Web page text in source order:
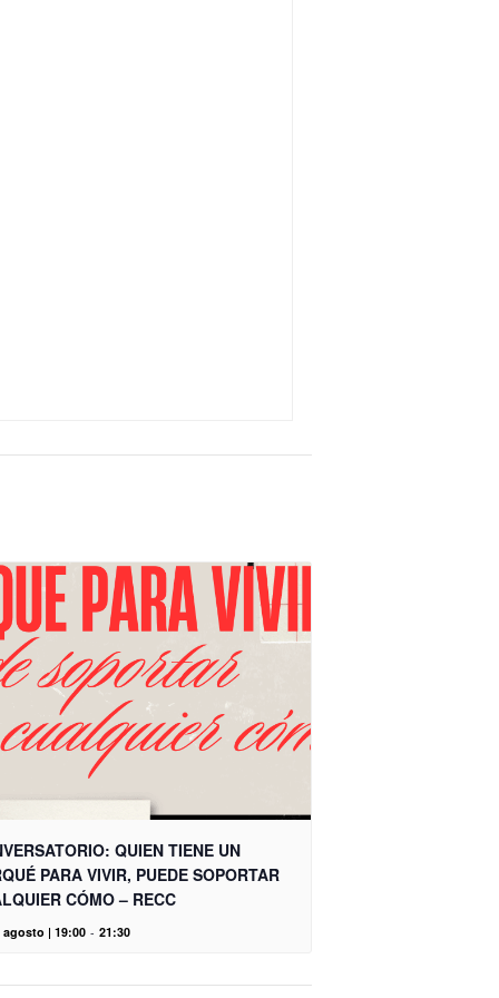
QUIEN TIENE UN
PARA VIVIR, PUEDE SOPORTAR
CÓMO – RECC
agosto | 19:00 - 21:30